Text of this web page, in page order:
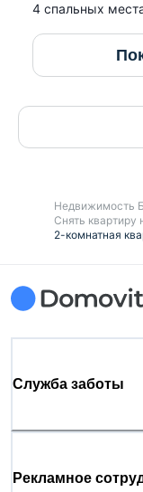
4 спальных
Недвижимость
Снять квартиру
2-комнатная
Служба заботы
Рекламное